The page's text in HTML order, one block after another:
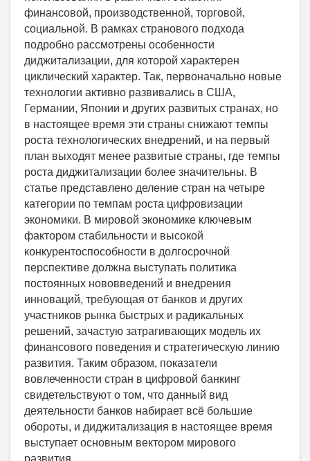
финансовой, производственной, торговой,
социальной. В рамках странового подхода
подробно рассмотрены особенности
диджитализации, для которой характерен
циклический характер. Так, первоначально новые
технологии активно развивались в США,
Германии, Японии и других развитых странах, но
в настоящее время эти страны снижают темпы
роста технологических внедрений, и на первый
план выходят менее развитые страны, где темпы
роста диджитализации более значительны. В
статье представлено деление стран на четыре
категории по темпам роста цифровизации
экономики. В мировой экономике ключевым
фактором стабильности и высокой
конкурентоспособности в долгосрочной
перспективе должна выступать политика
постоянных нововведений и внедрения
инноваций, требующая от банков и других
участников рынка быстрых и радикальных
решений, зачастую затрагивающих модель их
финансового поведения и стратегическую линию
развития. Таким образом, показатели
вовлеченности стран в цифровой банкинг
свидетельствуют о том, что данный вид
деятельности банков набирает всё большие
обороты, и диджитализация в настоящее время
выступает основным вектором мирового